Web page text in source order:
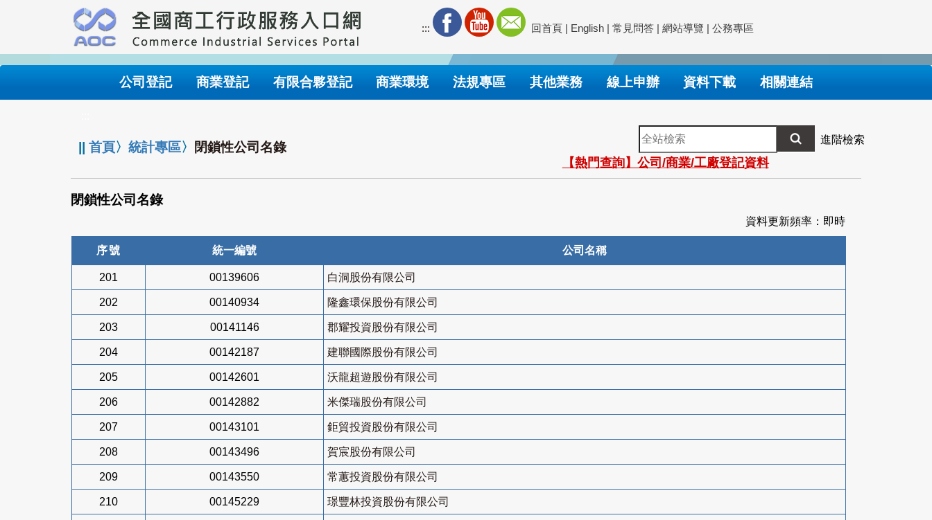
要
內
::: 回首頁 | English | 常見問答 | 網站導覽 | 公務專區
公司登記 商業登記 有限合夥登記 商業環境 法規專區 其他業務 線上申辦 資料下載 相關連結
||首頁〉統計專區〉 閉鎖性公司名錄
全
站
檢
索
進階檢索
【熱門查詢】公司/商業/工廠登記資料
閉鎖性公司名錄
資料更新頻率：即時
序號 統一編號 公司名稱
201 00139606 白洞股份有限公司
202 00140934 隆鑫環保股份有限公司
203 00141146 郡耀投資股份有限公司
204 00142187 建聯國際股份有限公司
205 00142601 沃龍超遊股份有限公司
206 00142882 米傑瑞股份有限公司
207 00143101 鉅貿投資股份有限公司
208 00143496 賀宸股份有限公司
209 00143550 常蕙投資股份有限公司
210 00145229 璟豐林投資股份有限公司